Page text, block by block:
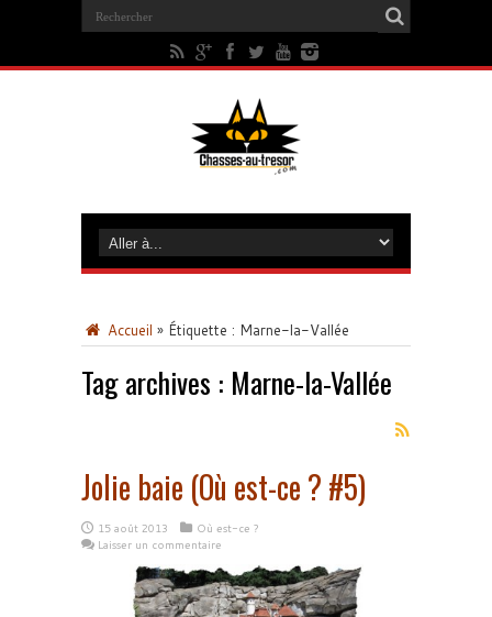
Accueil » Étiquette : Marne-la-Vallée
Tag archives : Marne-la-Vallée
Jolie baie (Où est-ce ? #5)
15 août 2013
Où est-ce ?
Laisser un commentaire